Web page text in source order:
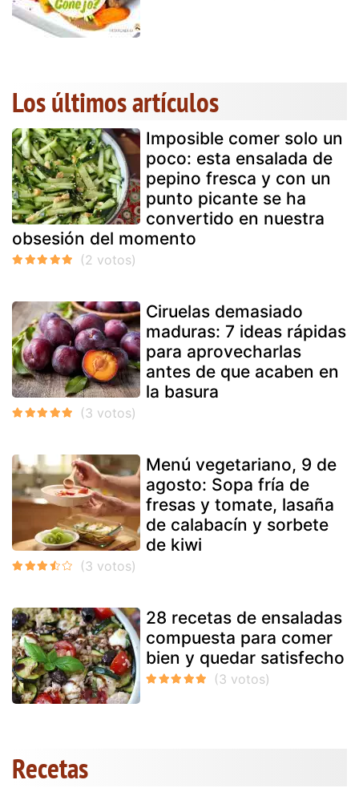
Los últimos artículos
Imposible comer solo un
poco: esta ensalada de
pepino fresca y con un
punto picante se ha
convertido en nuestra
obsesión del momento
Ciruelas demasiado
maduras: 7 ideas rápidas
para aprovecharlas
antes de que acaben en
la basura
Menú vegetariano, 9 de
agosto: Sopa fría de
fresas y tomate, lasaña
de calabacín y sorbete
de kiwi
28 recetas de ensaladas
compuesta para comer
bien y quedar satisfecho
Recetas